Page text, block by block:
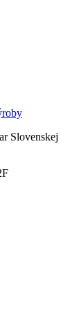
Slovenskej